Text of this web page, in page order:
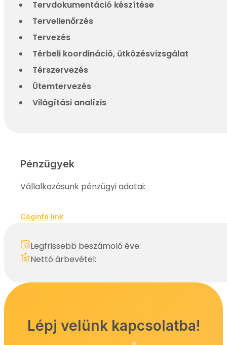
Tervdokumentáció készítése
Tervellenőrzés
Tervezés
Térbeli koordináció, ütközésvizsgálat
Térszervezés
Ütemtervezés
Világítási analízis
Pénzügyek
Vállalkozásunk pénzügyi adatai:
Céginfó link
Legfrissebb beszámoló éve:
Nettó árbevétel:
Lépj velünk kapcsolatba!